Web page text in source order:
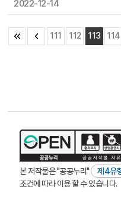
2022-12-14
111 112 113 114
본 저작물은 "공공누리"
제4유
조건에 따라 이용 할 수 있습니다.